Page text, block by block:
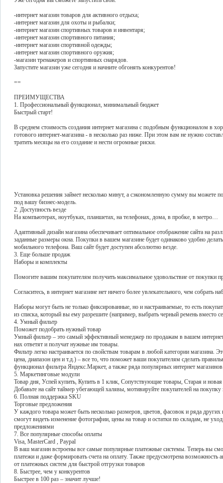
-интернет магазин товаров для активного отдыха;
-интернет магазин для охоты и рыбалки;
-интернет магазин спортивных товаров и инвентаря;
-интернет магазин спортивного питания;
-интернет магазин спортивной одежды;
-интернет магазин спортивного оружия;
-магазин тренажеров и спортивных снарядов.
Запустите магазин уже сегодня и начните обгонять конкурентов!
==
ПРЕИМУЩЕСТВА
1. Профессиональный функционал, минимальный бюджет
Быстрый старт!
В среднем стоимость создания интернет магазина с подобным функционалом в
готового интернет-магазина - в несколько раз ниже. При этом вам не нужно
тратить месяцы на его создание и нести огромные риски.
Установка решения займет несколько минут, а сэкономленную сумму вы можете
под вашу бизнес-модель.
2. Доступность везде
На компьютерах, ноутбуках, планшетах, на телефонах, дома, в пробке, в метро…
Адаптивный дизайн магазина обеспечивает оптимальное отображение сайта на
заданные размеры окна. Покупки в вашем магазине будет одинаково удобно
мобильного телефона. Ваш сайт будет доступен абсолютно везде.
3. Еще больше продаж
Наборы и комплекты
Помогите вашим покупателям получить максимальное удовольствие от
Согласитесь, в интернет магазине нет ничего более увлекательного, чем собрать
Наборы могут быть не только фиксированные, но и настраиваемые, то есть
из списка, который вы ему разрешите (например, выбрать черный ремень вместо
4. Умный фильтр
Поможет подобрать нужный товар
Умный фильтр – это самый эффективный менеджер по продажам в вашем
нах ответят и получат нужные им товары.
Фильтр легко настраивается по свойствам товарам в любой категории магазина.
цена, диапазон цен и т.д.) – все то, что поможет ваши покупателям сделать
функционал фильтра Яндекс.Маркет, а также ряда популярных интернет
5. Маркетинговые модули
Товар дня, Успей купить, Купить в 1 клик, Сопутствующие товары, Старая и новая
Добавьте на сайт таймер убегающей халявы, мотивируйте покупателей на
6. Полная поддержка SKU
Торговые предложения
У каждого товара может быть несколько размеров, цветов, фасовок и ряда
смогут видеть изменение фотографии, цены на товар и остатки по складам, не
предложениями
7. Все популярные способы оплаты
Visa, MasterCard , Paypal
В ваш магазин встроены все самые популярные платежные системы. Теперь вы
платежи и даже формировать счета на оплату. Также предусмотрена возможность
от платежных систем для быстрой отгрузки товаров
8. Быстрее, чем у конкурентов
Быстрее в 100 раз – значит лучше!